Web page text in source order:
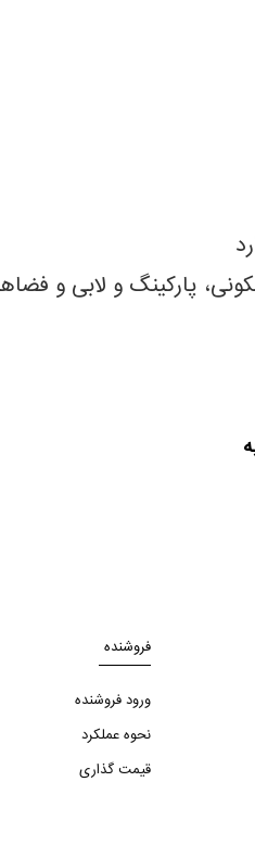
و لابی و
فروشنده
ورود فروشنده
نحوه عملکرد
قیمت گذاری